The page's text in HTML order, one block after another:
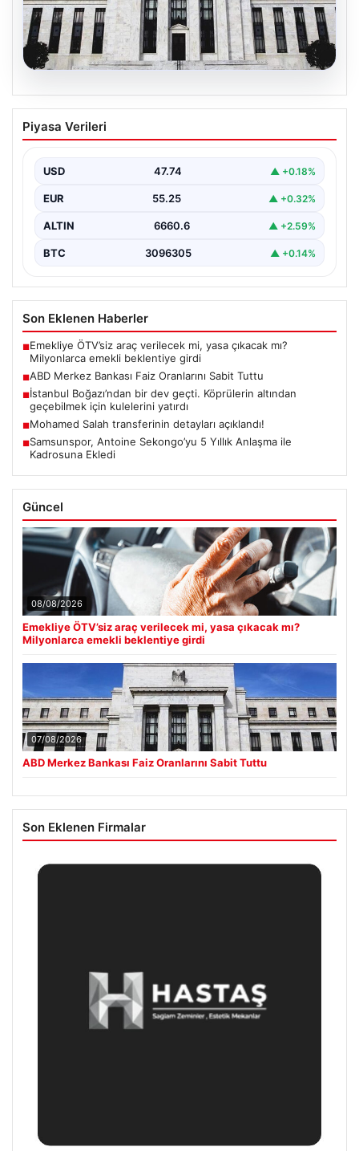
07.08.2026
ABD Merkez Bankası Faiz Oranlarını
Sabit Tuttu
uyumlu olarak politika faiz oranını değiştirmeyerek
yüzde…
Piyasa Verileri
USD 47.74 ▲ +0.18%
EUR 55.25 ▲ +0.32%
ALTIN 6660.6 ▲ +2.59%
BTC 3096305 ▲ +0.14%
Son Eklenen Haberler
■Emekliye ÖTV’siz araç verilecek mi, yasa çıkacak mı?
Milyonlarca emekli beklentiye girdi
■ABD Merkez Bankası Faiz Oranlarını Sabit Tuttu
■İstanbul Boğazı’ndan bir dev geçti. Köprülerin altından
geçebilmek için kulelerini yatırdı
■Mohamed Salah transferinin detayları açıklandı!
■Samsunspor, Antoine Sekongo’yu 5 Yıllık Anlaşma ile
Kadrosuna Ekledi
Güncel
08/08/2026
Emekliye ÖTV’siz araç verilecek mi, yasa çıkacak mı?
Milyonlarca emekli beklentiye girdi
07/08/2026
ABD Merkez Bankası Faiz Oranlarını Sabit Tuttu
Son Eklenen Firmalar